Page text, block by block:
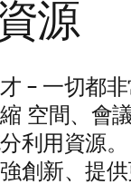
源
– 一切都
空間、會
利用資源
創新、提